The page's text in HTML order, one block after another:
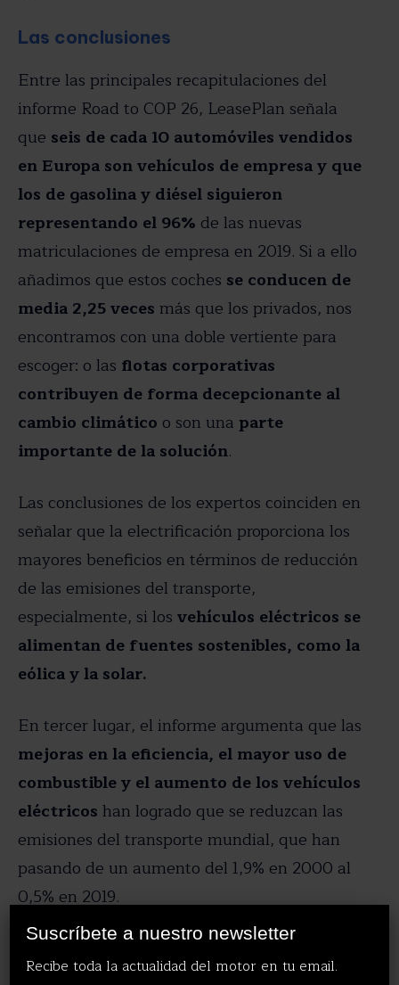
Las conclusiones
Entre las principales recapitulaciones del
informe Road to COP 26, LeasePlan señala
que seis de cada 10 automóviles vendidos
en Europa son vehículos de empresa y que
los de gasolina y diésel siguieron
representando el 96% de las nuevas
matriculaciones de empresa en 2019. Si a ello
añadimos que estos coches se conducen de
media 2,25 veces más que los privados, nos
encontramos con una doble vertiente para
escoger: o las flotas corporativas
contribuyen de forma decepcionante al
cambio climático o son una parte
importante de la solución.
Las conclusiones de los expertos coinciden en
señalar que la electrificación proporciona los
mayores beneficios en términos de reducción
de las emisiones del transporte,
especialmente, si los vehículos eléctricos se
alimentan de fuentes sostenibles, como la
eólica y la solar.
En tercer lugar, el informe argumenta que las
mejoras en la eficiencia, el mayor uso de
combustible y el aumento de los vehículos
eléctricos han logrado que se reduzcan las
emisiones del transporte mundial, que han
pasando de un aumento del 1,9% en 2000 al
0,5% en 2019.
Finalmente, explica que laciencia climática
más reciente indica que para evitar los
Suscríbete a nuestro newsletter
Recibe toda la actualidad del motor en tu email.